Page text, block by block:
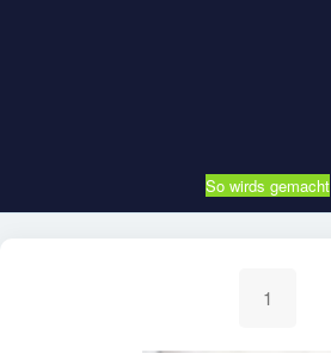
So wirds gemacht
1